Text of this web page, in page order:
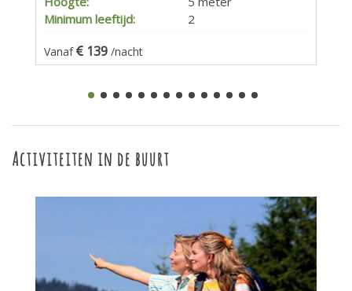
Minimum leeftijd:
2
Vanaf 139 /nacht
Activiteiten in de buurt